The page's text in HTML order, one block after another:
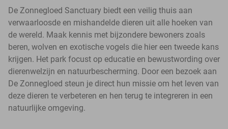
De Zonnegloed Sanctuary biedt een veilig thuis aan
verwaarloosde en mishandelde dieren uit alle hoeken van
de wereld. Maak kennis met bijzondere bewoners zoals
beren, wolven en exotische vogels die hier een tweede kans
krijgen. Het park focust op educatie en bewustwording over
dierenwelzijn en natuurbescherming. Door een bezoek aan
De Zonnegloed steun je direct hun missie om het leven van
deze dieren te verbeteren en hen terug te integreren in een
natuurlijke omgeving.